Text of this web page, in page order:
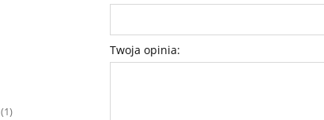
(1)
Twoja opinia: